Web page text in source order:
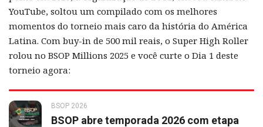
YouTube, soltou um compilado com os melhores
momentos do torneio mais caro da história do América
Latina. Com buy-in de 500 mil reais, o Super High Roller
rolou no BSOP Millions 2025 e você curte o Dia 1 deste
torneio agora:
BSOP 2026
BSOP abre temporada 2026 com etapa